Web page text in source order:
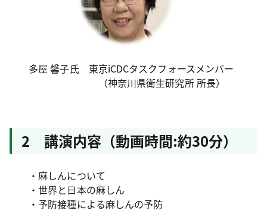
多屋 馨子氏 東京iCDCタスクフォースメンバー
（神奈川県衛生研究所 所長）
2 講演内容（動画時間:約30分）
・麻しんについて
・世界と日本の麻しん
・予防接種による麻しんの予防